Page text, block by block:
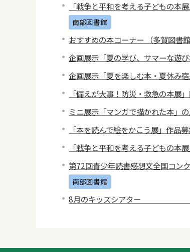
「戦争と平和を考える子どもの本
南部図書館
おすすめの本コーナー （多賀図書館
企画展示「夏の学び、サマーな遊
企画展示「夏を楽しむ本・夏休み
「備えが大事！防災・救急の本展
ミニ展示「マンガで描かれた本」
「本を読んで絵をかこう展」作品
「戦争と平和を考える子どもの本
第72回青少年読書感想文全国コン
南部図書館
8月のキッズシアター